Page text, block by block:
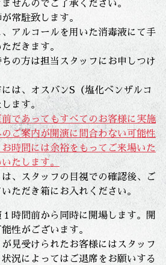
せんのでご了承ください。
常駐致します。
、アルコールを用いた消毒液にて手
だきます。
の方は担当スタッフにお申しつけ
は、オスバンS（塩化ベンザルコ
ます。
であってもすべてのお客様に実施
ご案内が開演に間合わない可能性
時間には余裕をもってご来場いた
たします。
、スタッフの目視での確認後、ご
ただき箱にお入れください。
時間前から同時に開場します。開
性がございます。
が見受けられたお客様にはスタッフ
況によってはご退席をお願いする